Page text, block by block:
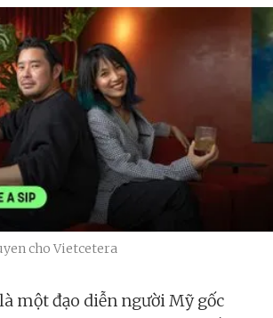
cho Vietcetera
một đạo diễn người Mỹ gốc